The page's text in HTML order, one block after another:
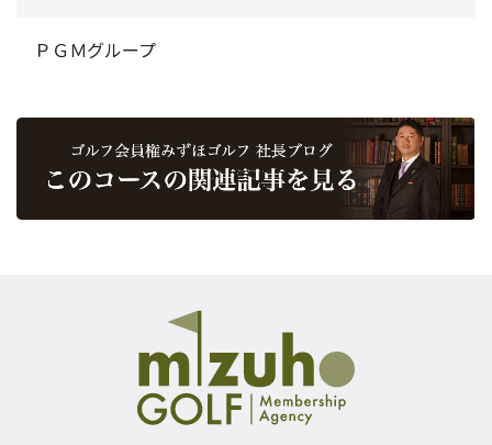
ＰＧＭグループ